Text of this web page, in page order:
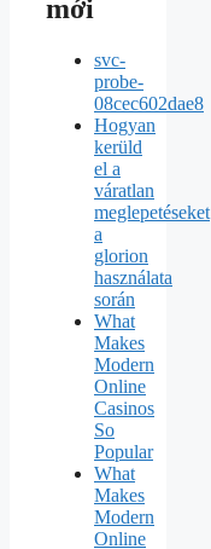
mới
svc-
probe-
08cec602dae8
Hogyan
kerüld
el a
váratlan
meglepetéseket
a
glorion
használata
során
What
Makes
Modern
Online
Casinos
So
Popular
What
Makes
Modern
Online